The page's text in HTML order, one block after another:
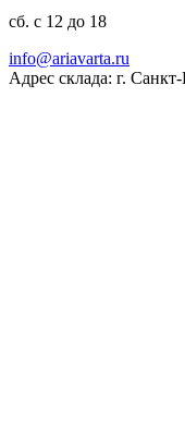
сб. с 12 до 18
ur.atravaira@ofni
Адрес склада: г.